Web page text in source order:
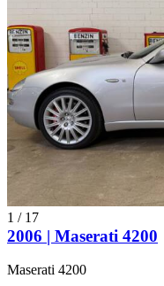
1 / 17
2006 | Maserati 4200
Maserati 4200